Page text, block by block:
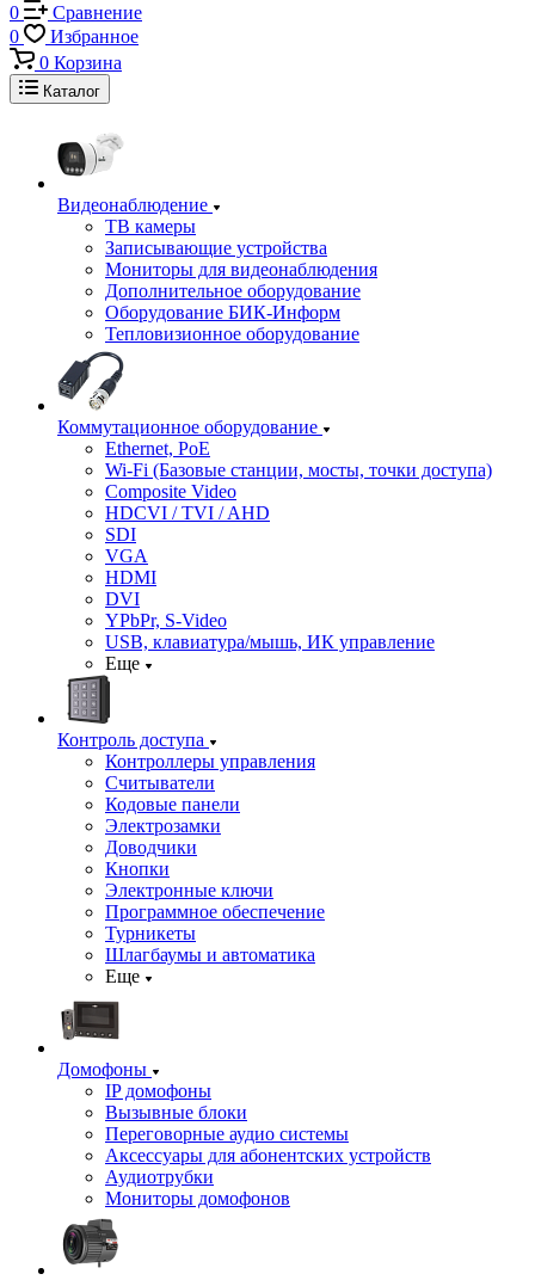
0
Сравнение
0
Избранное
0 Корзина
Каталог
Видеонаблюдение
ТВ камеры
Записывающие устройства
Мониторы для видеонаблюдения
Дополнительное оборудование
Оборудование БИК-Информ
Тепловизионное оборудование
Коммутационное оборудование
Ethernet, PoE
Wi-Fi (Базовые станции, мосты, точки доступа)
Composite Video
HDCVI / TVI / AHD
SDI
VGA
HDMI
DVI
YPbPr, S-Video
USB, клавиатура/мышь, ИК управление
Еще
Контроль доступа
Контроллеры управления
Считыватели
Кодовые панели
Электрозамки
Доводчики
Кнопки
Электронные ключи
Программное обеспечение
Турникеты
Шлагбаумы и автоматика
Еще
Домофоны
IP домофоны
Вызывные блоки
Переговорные аудио системы
Аксессуары для абонентских устройств
Аудиотрубки
Мониторы домофонов